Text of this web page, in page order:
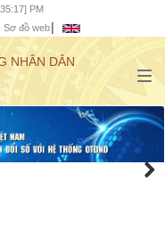
PM
Sơ đồ web
NHÂN DÂN